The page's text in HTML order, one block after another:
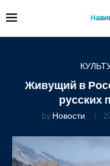
Живущий в
русских
by Новости